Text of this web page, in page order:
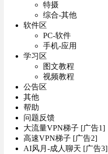
特摄
综合-其他
软件区
PC-软件
手机-应用
学习区
图文教程
视频教程
公告区
其他
帮助
问题反馈
大流量VPN梯子 [广告1]
高速VPN梯子 [广告2]
AI风月-成人聊天 [广告3]